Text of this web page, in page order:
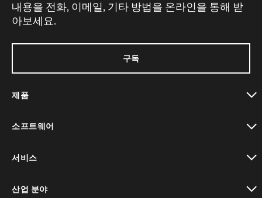
내용을 전화, 이메일, 기타 방법을 온라인을 통해 받
아보세요.
구독
제품
소프트웨어
서비스
산업 분야